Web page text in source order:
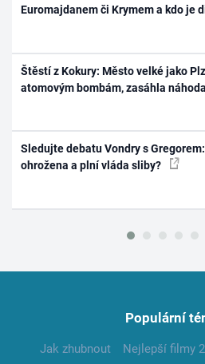
Euromajdanem či Krymem a kdo je
Štěstí z Kokury: Město velké jako
atomovým bombám, zasáhla náhoda
Sledujte debatu Vondry s
ohrožena a plní vláda sliby?
Populární
Jak zhubnout Nejlepší filmy